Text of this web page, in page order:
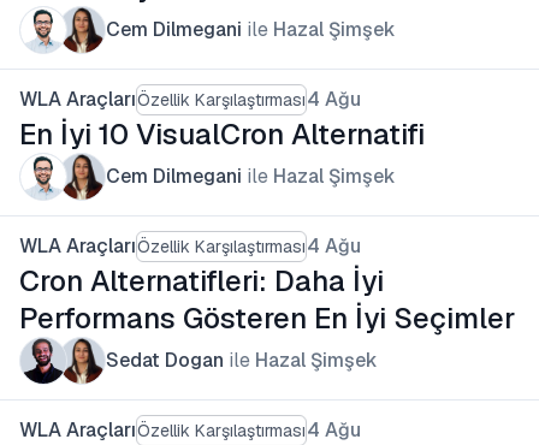
Cem Dilmegani ile Hazal Şimşek
WLA AraçlarıÖzellik Karşılaştırması4 Ağu
En İyi 10 VisualCron Alternatifi
Cem Dilmegani ile Hazal Şimşek
WLA AraçlarıÖzellik Karşılaştırması4 Ağu
Cron Alternatifleri: Daha İyi
Performans Gösteren En İyi Seçimler
Sedat Dogan ile Hazal Şimşek
WLA AraçlarıÖzellik Karşılaştırması4 Ağu